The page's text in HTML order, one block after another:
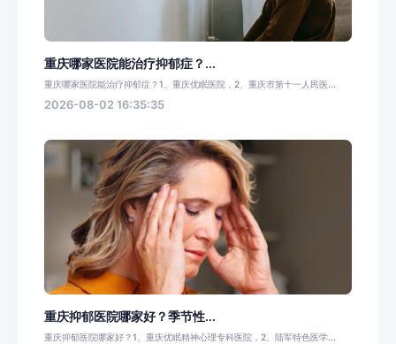
重庆哪家医院能治疗抑郁症？...
重庆哪家医院能治疗抑郁症？1、重庆优眠医院，2、重庆市第十一人民医...
2026-08-02 16:35:35
重庆抑郁医院哪家好？季节性...
重庆抑郁医院哪家好？1、重庆优眠精神心理专科医院，2、陆军特色医学...